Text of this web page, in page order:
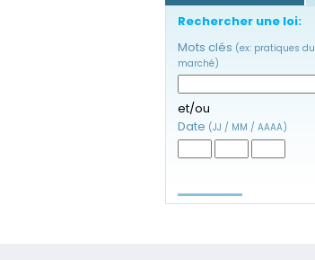
Rechercher une loi:
Mots clés (ex: pratiques du
marché)
et/ou
Date (JJ / MM / AAAA)